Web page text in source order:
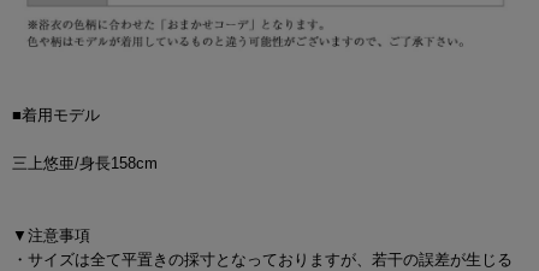
■着用モデル
三上悠亜/身長158cm
▼注意事項
・サイズは全て平置きの採寸となっておりますが、若干の誤差が生じる